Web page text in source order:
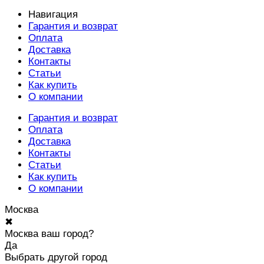
Навигация
Гарантия и возврат
Оплата
Доставка
Контакты
Статьи
Как купить
О компании
Гарантия и возврат
Оплата
Доставка
Контакты
Статьи
Как купить
О компании
Москва
✖
Москва ваш город?
Да
Выбрать другой город